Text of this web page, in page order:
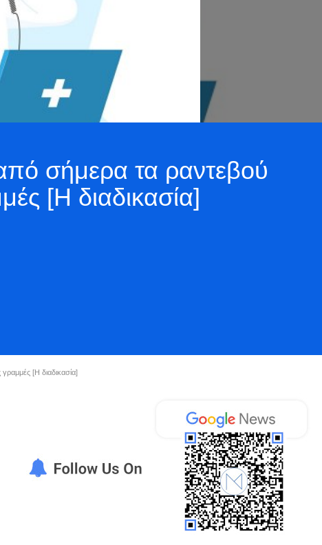
σήμερα τα ραντεβού
[Η διαδικασία]
[Η διαδικασία]